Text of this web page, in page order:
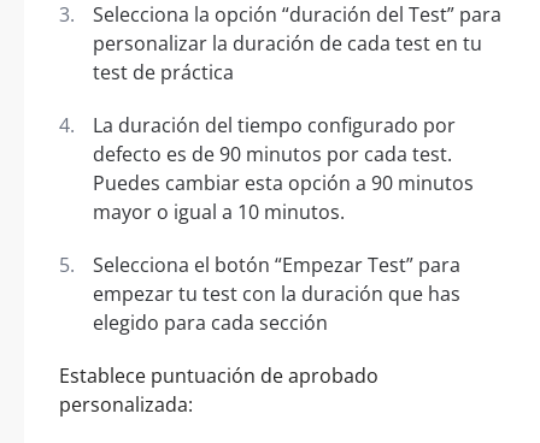
Selecciona la opción “duración del Test” para
personalizar la duración de cada test en tu
test de práctica
La duración del tiempo configurado por
defecto es de 90 minutos por cada test.
Puedes cambiar esta opción a 90 minutos
mayor o igual a 10 minutos.
Selecciona el botón “Empezar Test” para
empezar tu test con la duración que has
elegido para cada sección
Establece puntuación de aprobado
personalizada: